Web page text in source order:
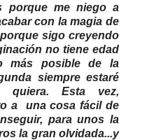
porque me niego a
con la magia de
sigo creyendo
no tiene edad
más posible de la
siempre estaré
quiera. Esta vez,
a una cosa fácil de
para unos la
la gran olvidada...y